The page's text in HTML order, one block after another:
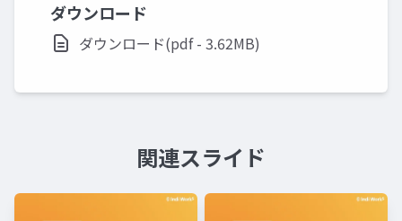
ダウンロード
ダウンロード(pdf - 3.62MB)
関連スライド